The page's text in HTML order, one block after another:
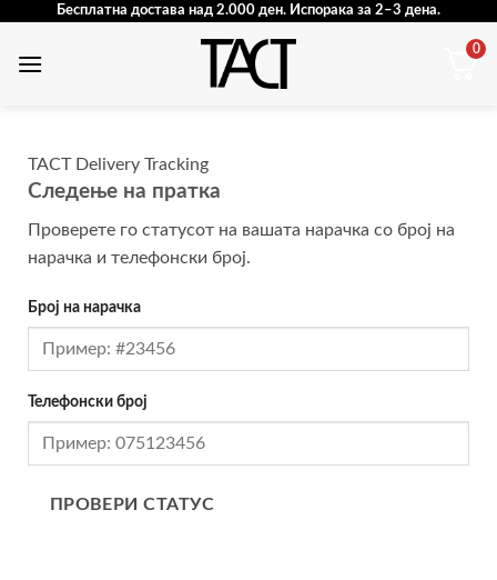
Бесплатна достава над 2.000 ден. Испорака за 2–3 дена.
0
TACT Delivery Tracking
Следење на пратка
Проверете го статусот на вашата нарачка со број на
нарачка и телефонски број.
Број на нарачка
Телефонски број
ПРОВЕРИ СТАТУС